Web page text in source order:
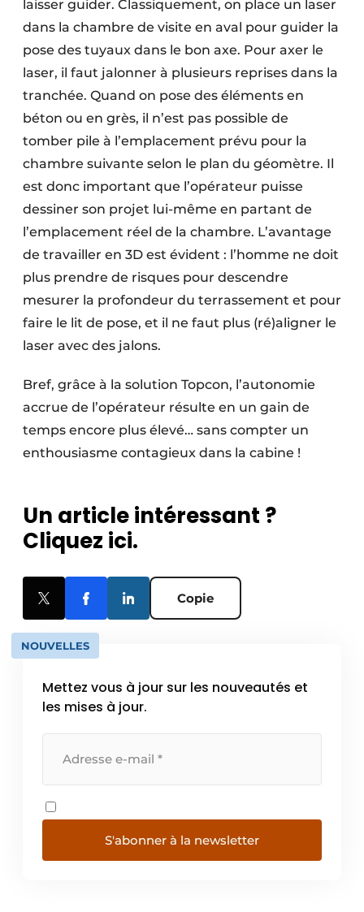
laisser guider. Classiquement, on place un laser
dans la chambre de visite en aval pour guider la
pose des tuyaux dans le bon axe. Pour axer le
laser, il faut jalonner à plusieurs reprises dans la
tranchée. Quand on pose des éléments en
béton ou en grès, il n’est pas possible de
tomber pile à l’emplacement prévu pour la
chambre suivante selon le plan du géomètre. Il
est donc important que l’opérateur puisse
dessiner son projet lui-même en partant de
l’emplacement réel de la chambre. L’avantage
de travailler en 3D est évident : l’homme ne doit
plus prendre de risques pour descendre
mesurer la profondeur du terrassement et pour
faire le lit de pose, et il ne faut plus (ré)aligner le
laser avec des jalons.
Bref, grâce à la solution Topcon, l’autonomie
accrue de l’opérateur résulte en un gain de
temps encore plus élevé… sans compter un
enthousiasme contagieux dans la cabine !
Un article intéressant ?
Cliquez ici.
Copie
NOUVELLES
Mettez vous à jour sur les nouveautés et
les mises à jour.
S'abonner à la newsletter